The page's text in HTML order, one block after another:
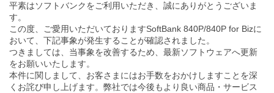
平素はソフトバンクをご利用いただき、誠にありがとうございま
す。
この度、ご愛用いただいておりますSoftBank 840P/840P for Bizに
おいて、下記事象が発生することが確認されました。
つきましては、当事象を改善するため、最新ソフトウェアへ更新
をお願いいたします。
本件に関しまして、お客さまにはお手数をおかけしますことを深
くお詫び申し上げます。弊社では今後もより良い商品・サービス